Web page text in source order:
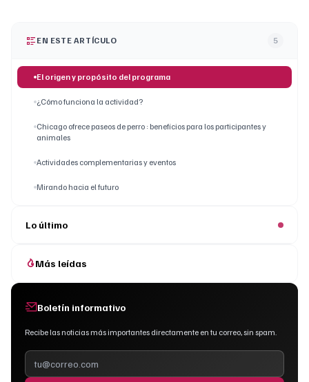
EN ESTE ARTÍCULO 5
El origen y propósito del programa
¿Cómo funciona la actividad?
Chicago ofrece paseos de perro : beneficios para los participantes y
animales
Actividades complementarias y eventos
Mirando hacia el futuro
Lo último
Más leídas
Boletín informativo
Recibe las noticias más importantes directamente en tu correo, sin spam.